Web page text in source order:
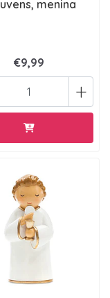
menina
€9,99
+